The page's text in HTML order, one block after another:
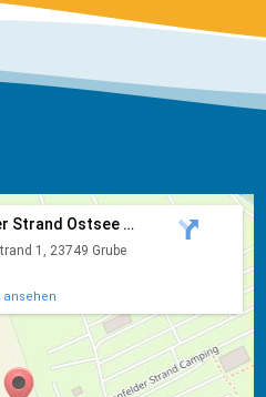
Rosenfelder Strand Ostsee Ca...
1, 23749 Grube
ansehen